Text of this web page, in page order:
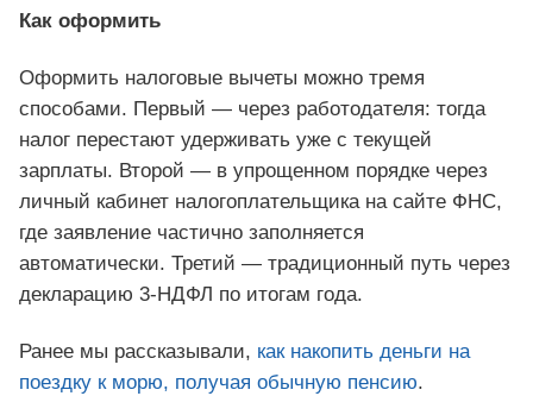
Как оформить
Оформить налоговые вычеты можно тремя
способами. Первый — через работодателя: тогда
налог перестают удерживать уже с текущей
зарплаты. Второй — в упрощенном порядке через
личный кабинет налогоплательщика на сайте ФНС,
где заявление частично заполняется
автоматически. Третий — традиционный путь через
декларацию 3-НДФЛ по итогам года.
Ранее мы рассказывали, как накопить деньги на
поездку к морю, получая обычную пенсию.